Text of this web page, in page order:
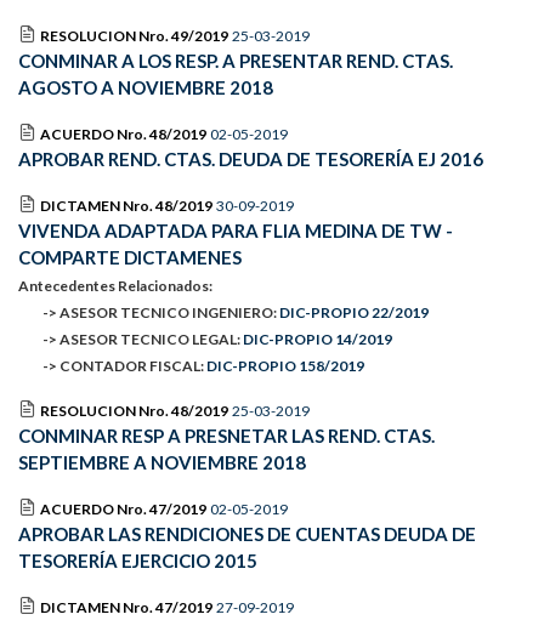
RESOLUCION Nro. 49/2019 25-03-2019
CONMINAR A LOS RESP. A PRESENTAR REND. CTAS.
AGOSTO A NOVIEMBRE 2018
ACUERDO Nro. 48/2019 02-05-2019
APROBAR REND. CTAS. DEUDA DE TESORERÍA EJ 2016
DICTAMEN Nro. 48/2019 30-09-2019
VIVENDA ADAPTADA PARA FLIA MEDINA DE TW -
COMPARTE DICTAMENES
Antecedentes Relacionados:
-> ASESOR TECNICO INGENIERO: DIC-PROPIO 22/2019
-> ASESOR TECNICO LEGAL: DIC-PROPIO 14/2019
-> CONTADOR FISCAL: DIC-PROPIO 158/2019
RESOLUCION Nro. 48/2019 25-03-2019
CONMINAR RESP A PRESNETAR LAS REND. CTAS.
SEPTIEMBRE A NOVIEMBRE 2018
ACUERDO Nro. 47/2019 02-05-2019
APROBAR LAS RENDICIONES DE CUENTAS DEUDA DE
TESORERÍA EJERCICIO 2015
DICTAMEN Nro. 47/2019 27-09-2019